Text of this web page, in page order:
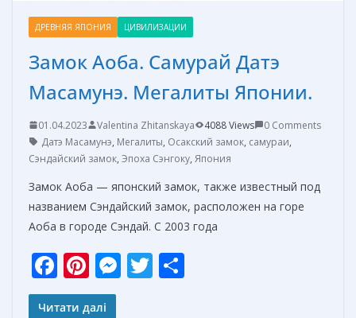
ДРЕВНЯЯ ЯПОНИЯ ЦИВИЛИЗАЦИИ
Замок Аоба. Cамурай Датэ
Масамунэ. Мегалиты Японии.
01.04.2023 Valentina Zhitanskaya 4088 Views
0 Comments
Датэ Масамунэ, Мегалиты, Осакский замок, самураи,
Сэндайский замок, Эпоха Сэнгоку, Япония
Замок Аоба — японский замок, также известный под
названием Сэндайский замок, расположен на горе
Аоба в городе Сэндай. С 2003 года
F
ac
Pi
nt
M T
Читати далі